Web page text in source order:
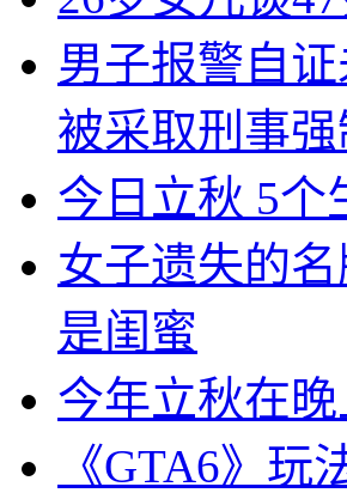
男子报警自
被采取刑事
今日立秋 5个
女子遗失的
是闺蜜
今年立秋在
《GTA6》